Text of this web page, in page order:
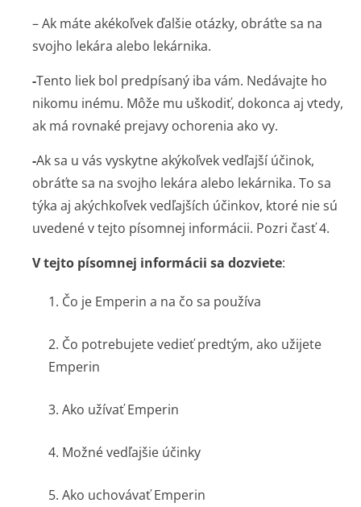
– Ak máte akékoľvek ďalšie otázky, obráťte sa na
svojho lekára alebo lekárnika.
-Tento liek bol predpísaný iba vám. Nedávajte ho
nikomu inému. Môže mu uškodiť, dokonca aj vtedy,
ak má rovnaké prejavy ochorenia ako vy.
-Ak sa u vás vyskytne akýkoľvek vedľajší účinok,
obráťte sa na svojho lekára alebo lekárnika. To sa
týka aj akýchkoľvek vedľajších účinkov, ktoré nie sú
uvedené v tejto písomnej informácii. Pozri časť 4.
V tejto písomnej informácii sa dozviete:
1. Čo je Emperin a na čo sa používa
2. Čo potrebujete vedieť predtým, ako užijete
Emperin
3. Ako užívať Emperin
4. Možné vedľajšie účinky
5. Ako uchovávať Emperin